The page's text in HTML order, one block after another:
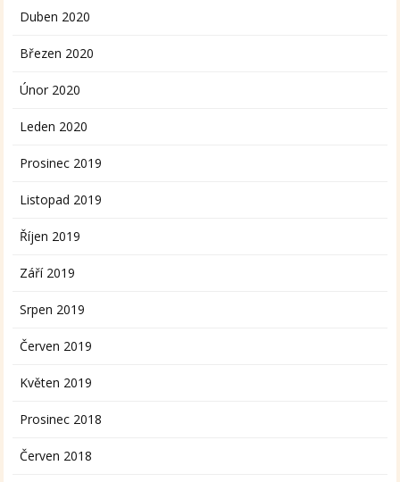
Duben 2020
Březen 2020
Únor 2020
Leden 2020
Prosinec 2019
Listopad 2019
Říjen 2019
Září 2019
Srpen 2019
Červen 2019
Květen 2019
Prosinec 2018
Červen 2018